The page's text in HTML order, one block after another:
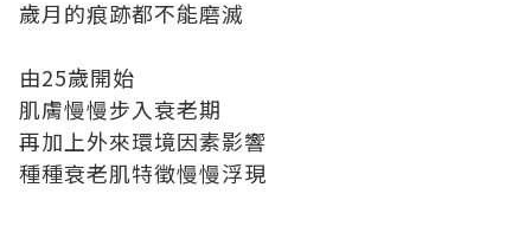
歲月的痕跡都不能磨滅
由25歲開始
肌膚慢慢步入衰老期
再加上外來環境因素影響
種種衰老肌特徵慢慢浮現